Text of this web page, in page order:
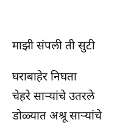
माझी संपली ती सुटी
घराबाहेर निघता
चेहरे सार्‍यांचे उतरले
डोळ्यात अश्रू सार्‍यांचे